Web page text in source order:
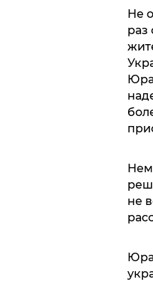
Не
раз
Юра
не
Юра